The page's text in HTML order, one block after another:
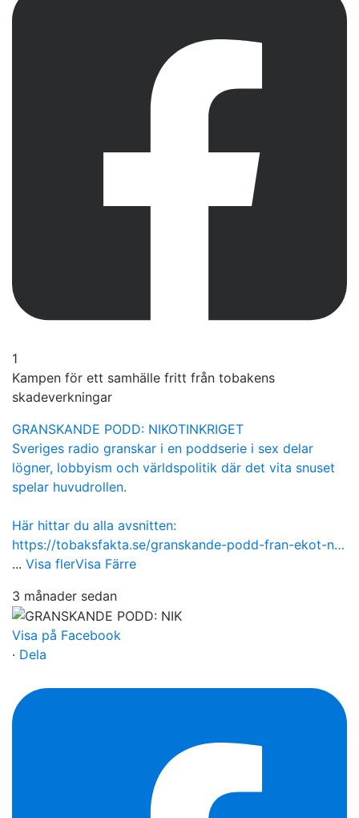
1
Kampen för ett samhälle fritt från tobakens
skadeverkningar
GRANSKANDE PODD: NIKOTINKRIGET
Sveriges radio granskar i en poddserie i sex delar
lögner, lobbyism och världspolitik där det vita snuset
spelar huvudrollen.
Här hittar du alla avsnitten:
https://tobaksfakta.se/granskande-podd-fran-ekot-n…
... Visa flerVisa Färre
3 månader sedan
Visa på Facebook
· Dela